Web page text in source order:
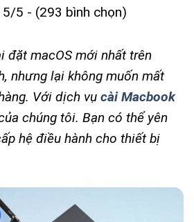
5/5 - (293 bình chọn)
đặt macOS mới nhất trên
nhưng lại không muốn mất
Với dịch vụ cài Macbook
chúng tôi. Bạn có thể yên
hệ điều hành cho thiết bị